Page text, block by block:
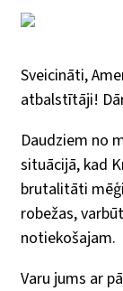
Sveicināti,
atbalstītāji!
Daudziem no
situācijā, kad
brutalitāti
robežas,
notiekošajam.
Varu jums ar